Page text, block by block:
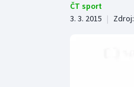
Cyklistika
ČT sport
3. 3. 2015 | Zdroj: